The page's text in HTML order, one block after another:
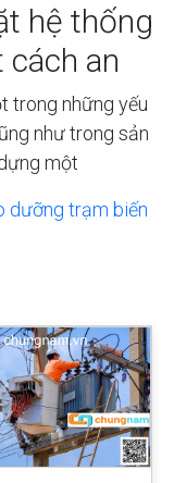
hệ thống
an
trong những yếu
như trong sản
một
dưỡng trạm biến